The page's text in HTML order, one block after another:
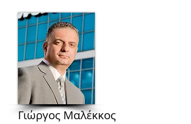
Γιώργος Μαλέκκος